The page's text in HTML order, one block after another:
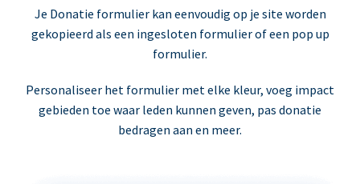
Je Donatie formulier kan eenvoudig op je site worden
gekopieerd als een ingesloten formulier of een pop up
formulier.
Personaliseer het formulier met elke kleur, voeg impact
gebieden toe waar leden kunnen geven, pas donatie
bedragen aan en meer.